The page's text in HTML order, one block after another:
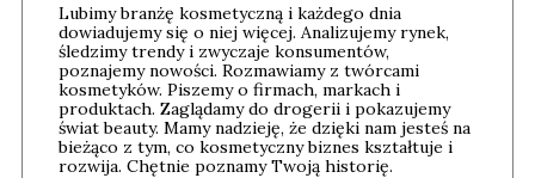
Lubimy branżę kosmetyczną i każdego dnia
dowiadujemy się o niej więcej. Analizujemy rynek,
śledzimy trendy i zwyczaje konsumentów,
poznajemy nowości. Rozmawiamy z twórcami
kosmetyków. Piszemy o firmach, markach i
produktach. Zaglądamy do drogerii i pokazujemy
świat beauty. Mamy nadzieję, że dzięki nam jesteś na
bieżąco z tym, co kosmetyczny biznes kształtuje i
rozwija. Chętnie poznamy Twoją historię.